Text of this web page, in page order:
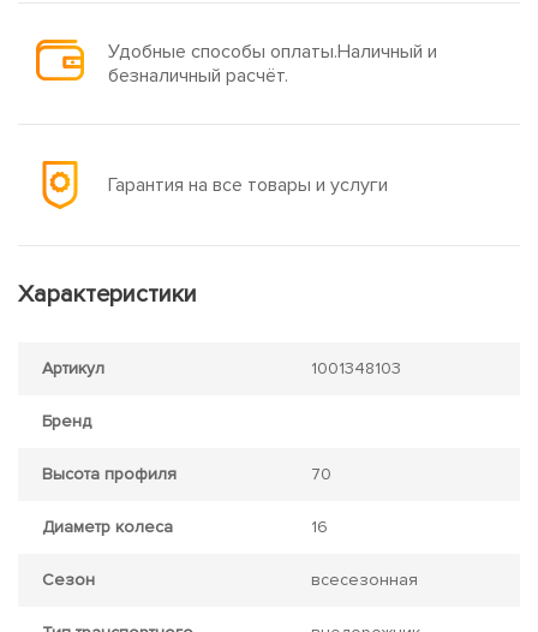
Удобные способы оплаты.Наличный и
безналичный расчёт.
Гарантия на все товары и услуги
Характеристики
Артикул 1001348103
Бренд
Высота профиля 70
Диаметр колеса 16
Сезон всесезонная